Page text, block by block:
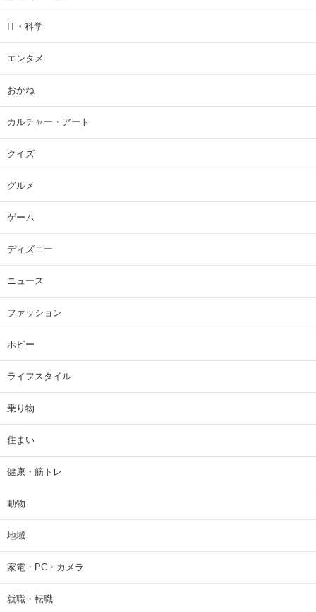
IT・科学
エンタメ
おかね
カルチャー・アート
クイズ
グルメ
ゲーム
ディズニー
ニュース
ファッション
ホビー
ライフスタイル
乗り物
住まい
健康・筋トレ
動物
地域
家電・PC・カメラ
就職・転職